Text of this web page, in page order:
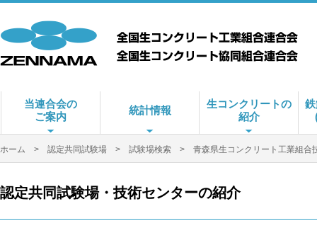
当連合会の
ご案内
統計情報
生コンクリートの
紹介
ホーム > 認定共同試験場 > 試験場検索 > 青森県生コンクリート工業組合
認定共同試験場・技術センターの紹介